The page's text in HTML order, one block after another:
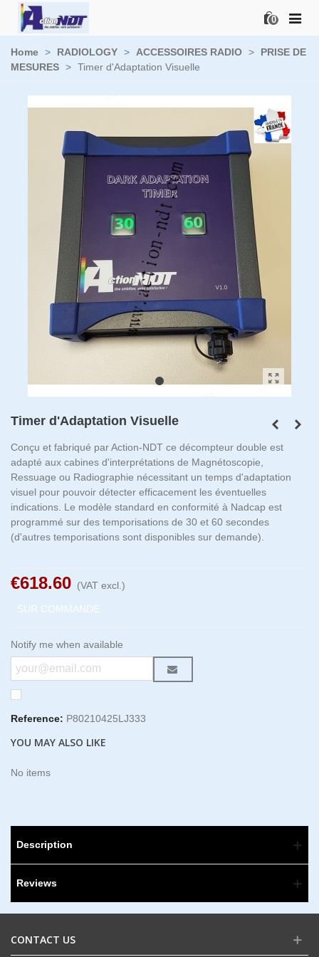
0
Home > RADIOLOGY > ACCESSOIRES RADIO >
PRISE DE
MESURES > Timer d'Adaptation Visuelle
Timer d'Adaptation Visuelle
Conçu et fabriqué par Action-NDT ce décompteur double est
adapté aux cabines d'interprétations de Magnétoscopie,
Ressuage ou Radiographie nécessitant un temps d'adaptation
visuel pour pouvoir détecter efficacement les éventuelles
indications. Le modèle standard en conformité à Nadcap est
programmé sur des temporisations de 30 et 60 secondes
(d'autres temporisations sont disponibles sur demande).
€618.60 (VAT excl.)
SUR COMMANDE
Notify me when available
Reference: P80210425LJ333
YOU MAY ALSO LIKE
No items
Description
Reviews
CONTACT US